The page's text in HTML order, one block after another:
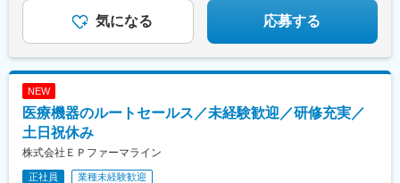
用会社負担等の移住支援あり（規定有）・U・Iターン転勤希望者
への1年間の支援あり（規定有）★江戸川・川崎・湘南・川越・香
川・徳島・青森にて新規事業所オープン！
気になる 応募する
NEW
医療機器のルートセールス／未経験歓迎／研修充実／
土日祝休み
株式会社ＥＰファーマライン
正社員 業種未経験歓迎